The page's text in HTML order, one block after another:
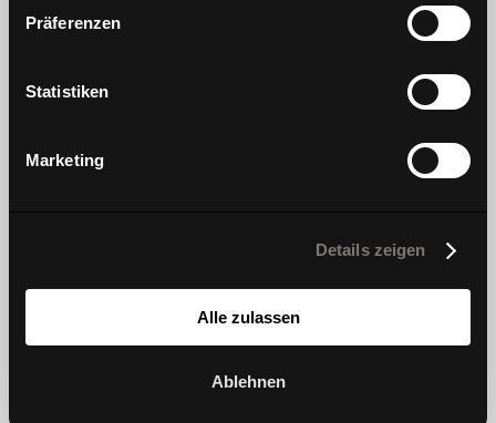
Präferenzen
Statistiken
Marketing
Details zeigen
Alle zulassen
Ablehnen
health are in harmony
products
sofas
DIEZ collection
#wagnerdesignlab